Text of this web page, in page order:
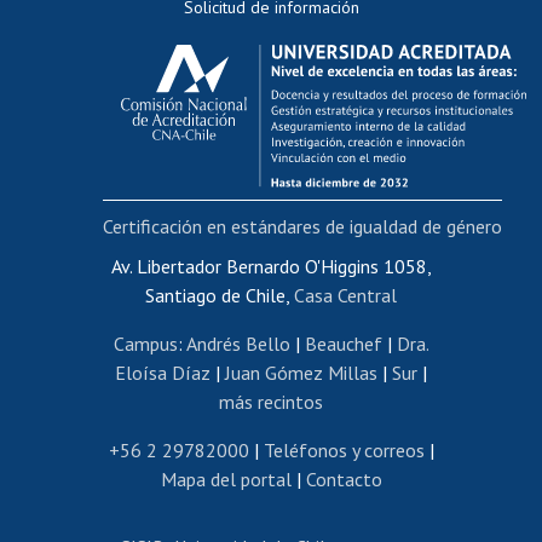
Evaluación docente
Calificación académica
Postulación al AUCAI
Funcionarias/os
Cursos internos de capacitación
Bienestar del personal
Portal de movilidad interna
Certificado de renta
Certificado de renta honorarios
Editar páginas blancas
Extranjeras/os
Revalidación y reconocimiento de títulos
Postulación al Programa de Movilidad Estudiantil
Solicitud de información
Av. Libertador Bernardo O'Higgins 1058,
Santiago de Chile, Casa Central
Campus: Andrés Bello | Beauchef| Dra.
Eloísa Díaz |Juan Gómez Millas | Sur |
más recintos
+56 2 29782000 | Teléfonos y correos |
Mapa del portal| Contacto
Certificación en estándares de igualdad de género